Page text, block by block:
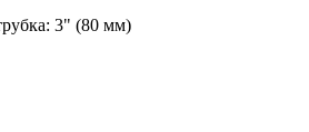
: 3" (80 мм)